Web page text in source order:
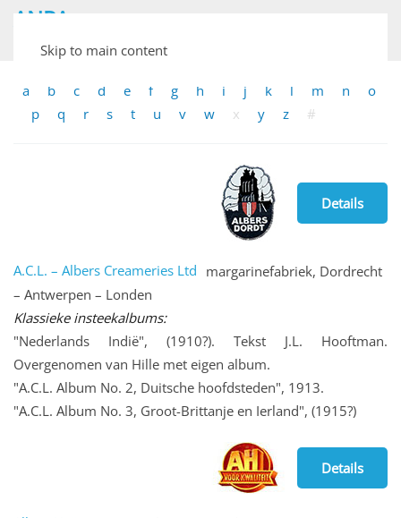
Skip to main content
ANPA
Archief van Nederlandse Plaatjesalbums
a b c d e f g h i j k l m n
o
p
q r s t u v w x y z #
Details
A.C.L. – Albers Creameries Ltd margarinefabriek, Dordrecht
– Antwerpen – Londen
Klassieke insteekalbums:
"Nederlands Indië", (1910?). Tekst J.L. Hooftman.
Overgenomen van Hille met eigen album.
"A.C.L. Album No. 2, Duitsche hoofdsteden", 1913.
"A.C.L. Album No. 3, Groot-Brittanje en Ierland", (1915?)
Details